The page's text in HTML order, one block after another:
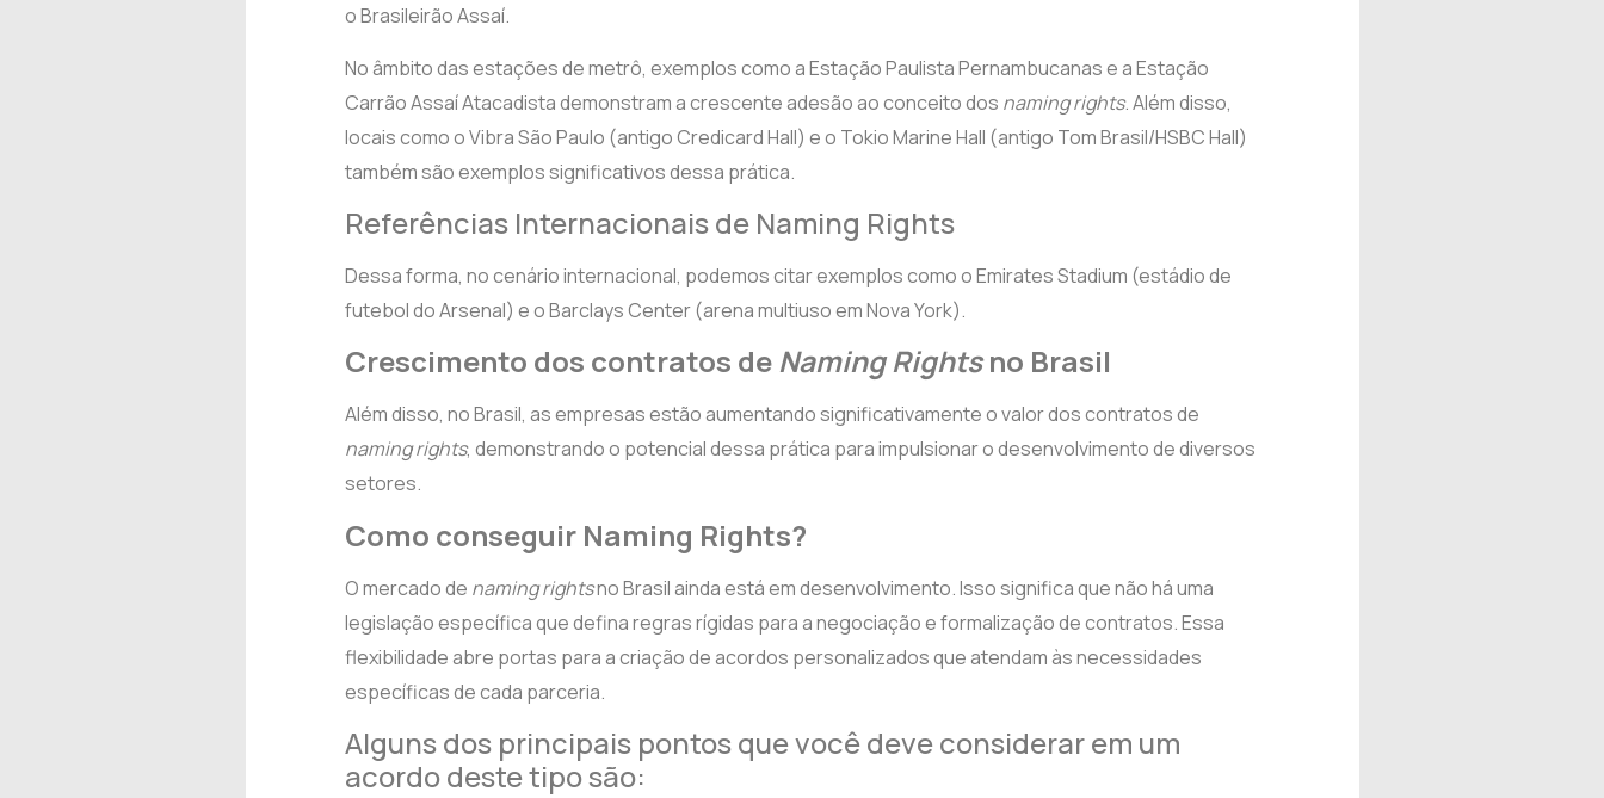
o Brasileirão Assaí.
No âmbito das estações de metrô, exemplos como a Estação Paulista Pernambucanas e a Estação
Carrão Assaí Atacadista demonstram a crescente adesão ao conceito dos naming rights. Além disso,
locais como o Vibra São Paulo (antigo Credicard Hall) e o Tokio Marine Hall (antigo Tom Brasil/HSBC Hall)
também são exemplos significativos dessa prática.
Referências Internacionais de Naming Rights
Dessa forma, no cenário internacional, podemos citar exemplos como o Emirates Stadium (estádio de
futebol do Arsenal) e o Barclays Center (arena multiuso em Nova York).
Crescimento dos contratos deNaming Rightsno Brasil
Além disso, no Brasil, as empresas estão aumentando significativamente o valor dos contratos de
naming rights, demonstrando o potencial dessa prática para impulsionar o desenvolvimento de diversos
setores.
Como conseguir Naming Rights?
O mercado de naming rightsno Brasil ainda está em desenvolvimento. Isso significa que não há uma
legislação específica que defina regras rígidas para a negociação e formalização de contratos. Essa
flexibilidade abre portas para a criação de acordos personalizados que atendam às necessidades
específicas de cada parceria.
Alguns dos principais pontos que você deve considerar em um
acordo deste tipo são: